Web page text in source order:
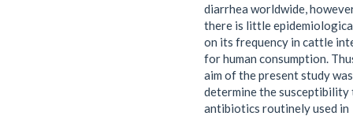
diarrhea worldwide,
there is little
on its frequency in cattle
for human consumption.
aim of the present study
determine the susceptibility
antibiotics routinely used in